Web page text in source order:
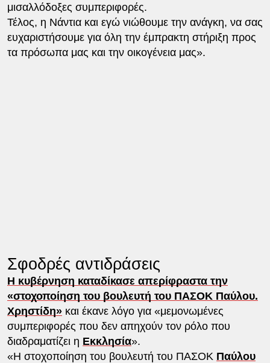
μισαλλόδοξες συμπεριφορές.
Τέλος, η Νάντια και εγώ νιώθουμε την ανάγκη, να σας
ευχαριστήσουμε για όλη την έμπρακτη στήριξη προς
τα πρόσωπα μας και την οικογένεια μας».
Σφοδρές αντιδράσεις
Η κυβέρνηση καταδίκασε απερίφραστα την
«στοχοποίηση του βουλευτή του ΠΑΣΟΚ Παύλου.
Χρηστίδη»και έκανε λόγο για «μεμονωμένες
συμπεριφορές που δεν απηχούν τον ρόλο που
διαδραματίζει η Εκκλησία».
«Η στοχοποίηση του βουλευτή του ΠΑΣΟΚ Παύλου